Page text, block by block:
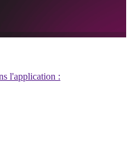
l'application :